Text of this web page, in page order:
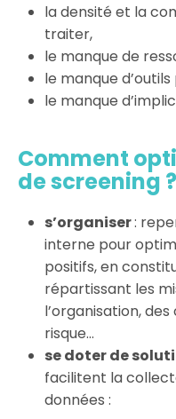
la densité et la
traiter,
le manque de
le manque
le manque
Comment
de screening ?
s’organiser:
interne pour
positifs, en
répartissant les
l’organisation,
risque…
se doter de
facilitent la
données :